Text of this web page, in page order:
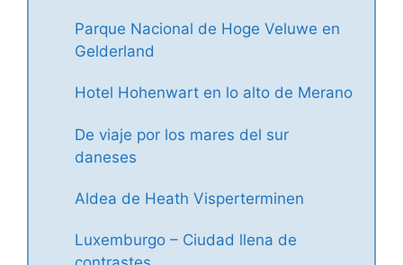
Parque Nacional de Hoge Veluwe en
Gelderland
Hotel Hohenwart en lo alto de Merano
De viaje por los mares del sur
daneses
Aldea de Heath Visperterminen
Luxemburgo – Ciudad llena de